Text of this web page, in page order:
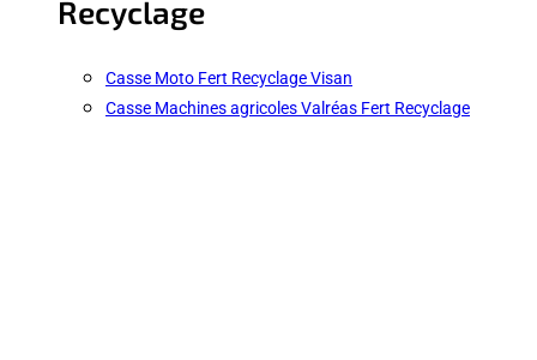
Recyclage
Casse Moto Fert Recyclage Visan
Casse Machines agricoles Valréas Fert Recyclage